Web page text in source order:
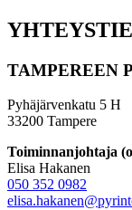
TAMPEREEN
Pyhäjärvenkatu 5 H
33200 Tampere
Toiminnanjohtaja
Elisa Hakanen
050 352 0982